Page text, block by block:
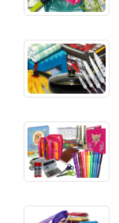
Haushalts­
waren
Schreib­
waren